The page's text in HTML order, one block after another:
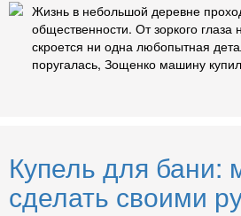
Жизнь в небольшой деревне
общественности. От зоркого
скроется ни одна любопытная
поругалась, Зощенко машину
Купель для бани:
сделать своими